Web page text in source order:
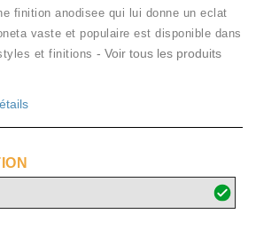
finition anodisee qui lui donne un eclat
vaste et populaire est disponible dans
et finitions - Voir tous les produits